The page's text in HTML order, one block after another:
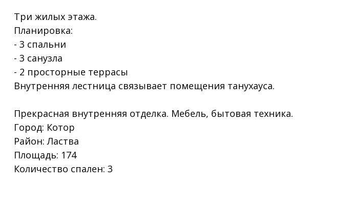
Три жилых этажа.
Планировка:
- 3 спальни
- 3 санузла
- 2 просторные террасы
Внутренняя лестница связывает помещения танухауса.
Прекрасная внутренняя отделка. Мебель, бытовая техника.
Город: Котор
Район: Ластва
Площадь: 174
Количество спален: 3